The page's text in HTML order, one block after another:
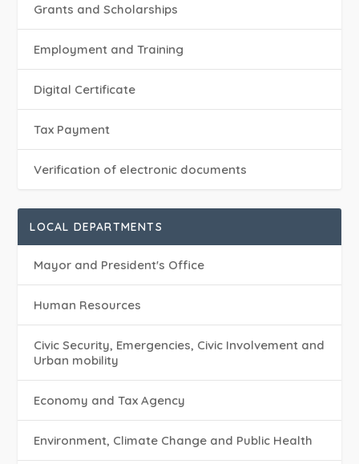
Grants and Scholarships
Employment and Training
Digital Certificate
Tax Payment
Verification of electronic documents
LOCAL DEPARTMENTS
Mayor and President's Office
Human Resources
Civic Security, Emergencies, Civic Involvement and
Urban mobility
Economy and Tax Agency
Environment, Climate Change and Public Health